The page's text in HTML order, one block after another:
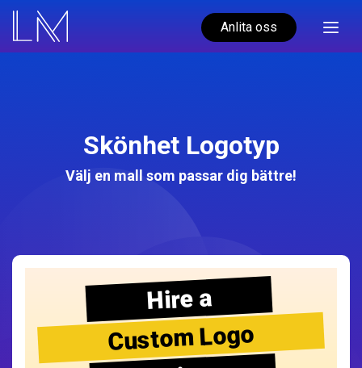
Anlita oss
Skönhet Logotyp
Välj en mall som passar dig bättre!
Hire a
Custom Logo